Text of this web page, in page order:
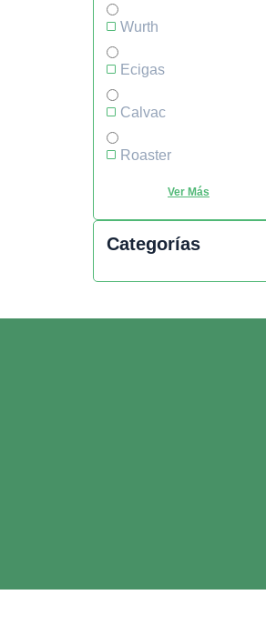
Wurth
Ecigas
Calvac
Roaster
Categorías